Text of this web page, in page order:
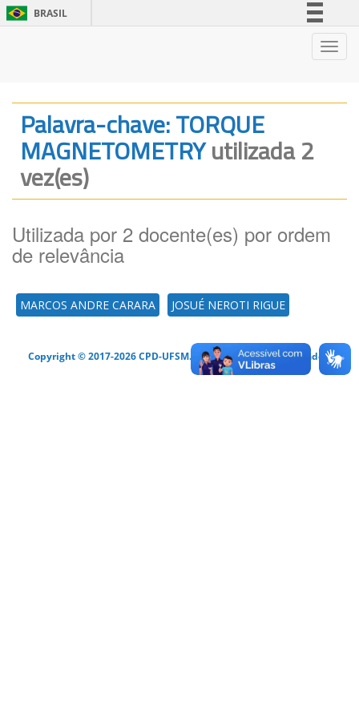
BRASIL
Legislação
Canais
Palavra-chave: TORQUE
MAGNETOMETRYutilizada 2
vez(es)
Utilizada por 2 docente(es) por ordem
de relevância
MARCOS ANDRE CARARA JOSUÉ NEROTI RIGUE
Copyright © 2017-2026 CPD-UFSM. Todos os direitos reservados.